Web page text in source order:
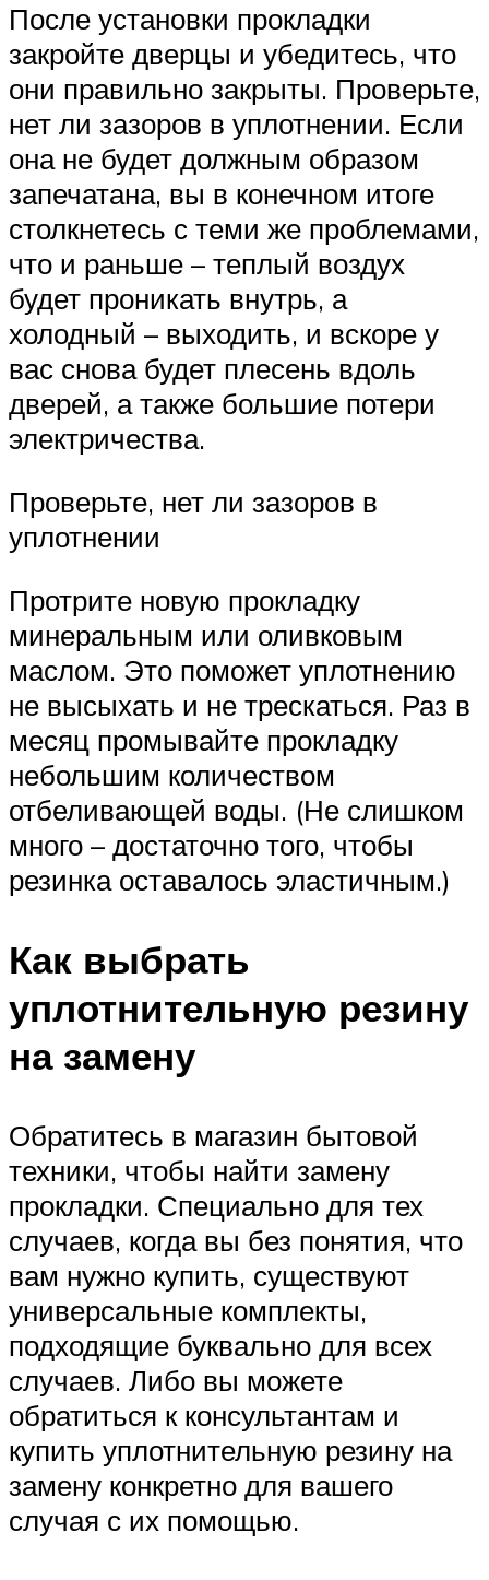
После установки прокладки
закройте дверцы и убедитесь, что
они правильно закрыты. Проверьте,
нет ли зазоров в уплотнении. Если
она не будет должным образом
запечатана, вы в конечном итоге
столкнетесь с теми же проблемами,
что и раньше – теплый воздух
будет проникать внутрь, а
холодный – выходить, и вскоре у
вас снова будет плесень вдоль
дверей, а также большие потери
электричества.
Проверьте, нет ли зазоров в
уплотнении
Протрите новую прокладку
минеральным или оливковым
маслом. Это поможет уплотнению
не высыхать и не трескаться. Раз в
месяц промывайте прокладку
небольшим количеством
отбеливающей воды. (Не слишком
много – достаточно того, чтобы
резинка оставалось эластичным.)
Как выбрать
уплотнительную резину
на замену
Обратитесь в магазин бытовой
техники, чтобы найти замену
прокладки. Специально для тех
случаев, когда вы без понятия, что
вам нужно купить, существуют
универсальные комплекты,
подходящие буквально для всех
случаев. Либо вы можете
обратиться к консультантам и
купить уплотнительную резину на
замену конкретно для вашего
случая с их помощью.